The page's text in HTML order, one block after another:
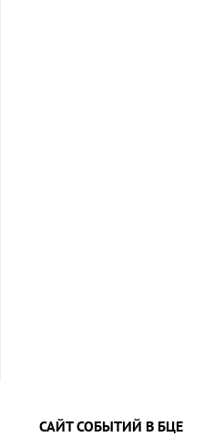
САЙТ СОБЫТИЙ В БЦЕ